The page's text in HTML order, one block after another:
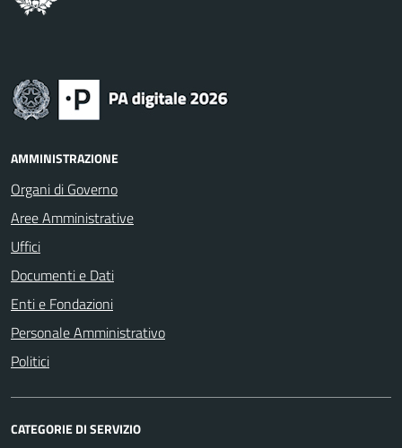
AMMINISTRAZIONE
Organi di Governo
Aree Amministrative
Uffici
Documenti e Dati
Enti e Fondazioni
Personale Amministrativo
Politici
CATEGORIE DI SERVIZIO